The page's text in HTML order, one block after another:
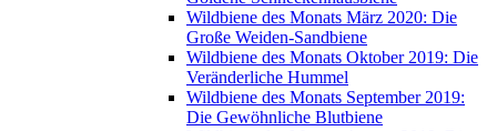
Wildbiene des Monats März 2020: Die
Große Weiden-Sandbiene
Wildbiene des Monats Oktober 2019: Die
Veränderliche Hummel
Wildbiene des Monats September 2019:
Die Gewöhnliche Blutbiene